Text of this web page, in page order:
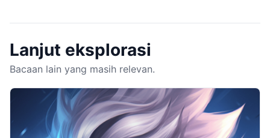
Lanjut eksplorasi
Bacaan lain yang masih relevan.